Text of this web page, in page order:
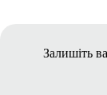
Залишіть